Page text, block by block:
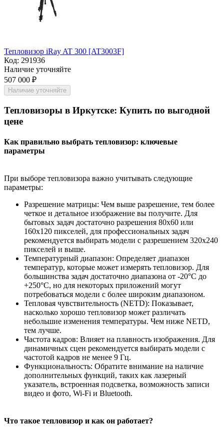
Тепловизор iRay AT 300 [AT3003F]
Код: 291936
Наличие уточняйте
507 000 ₽
Наличие уточняйте
Тепловизоры в Иркутске: Купить по выгодной
цене
Как правильно выбрать тепловизор: ключевые
параметры
При выборе тепловизора важно учитывать следующие
параметры:
Разрешение матрицы: Чем выше разрешение, тем более
четкое и детальное изображение вы получите. Для
бытовых задач достаточно разрешения 80x60 или
160x120 пикселей, для профессиональных задач
рекомендуется выбирать модели с разрешением 320x240
пикселей и выше.
Температурный диапазон: Определяет диапазон
температур, которые может измерять тепловизор. Для
большинства задач достаточно диапазона от -20°C до
+250°C, но для некоторых приложений могут
потребоваться модели с более широким диапазоном.
Тепловая чувствительность (NETD): Показывает,
насколько хорошо тепловизор может различать
небольшие изменения температуры. Чем ниже NETD,
тем лучше.
Частота кадров: Влияет на плавность изображения. Для
динамичных сцен рекомендуется выбирать модели с
частотой кадров не менее 9 Гц.
Функциональность: Обратите внимание на наличие
дополнительных функций, таких как лазерный
указатель, встроенная подсветка, возможность записи
видео и фото, Wi-Fi и Bluetooth.
Что такое тепловизор и как он работает?